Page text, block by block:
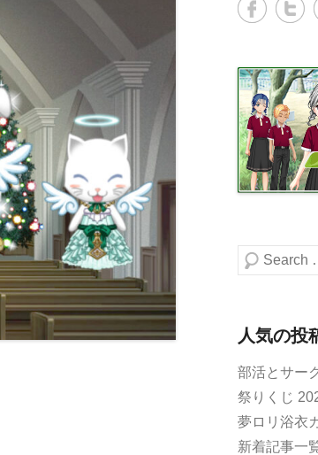
検索する
人気の投
部活とサー
祭りくじ
夢ロリ浴衣
新着記事一